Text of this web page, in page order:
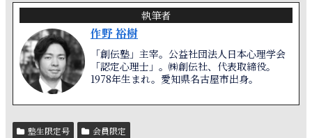
執筆者
作野 裕樹
「創伝塾」主宰。公益社団法人日本心理学会
「認定心理士」。㈱創伝社、代表取締役。
1978年生まれ。愛知県名古屋市出身。
塾生限定号 会員限定